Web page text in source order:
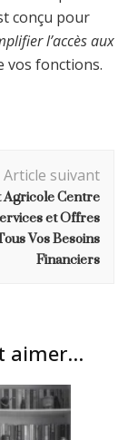
conçu pour
l’accès aux
vos fonctions.
Article suivant
Centre
et Offres
Vos Besoins
Financiers
aimer...